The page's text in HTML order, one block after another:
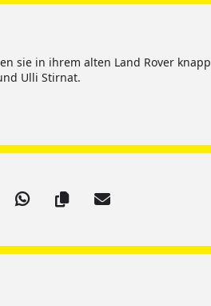
sie in ihrem alten Land Rover knapp
Ulli Stirnat.